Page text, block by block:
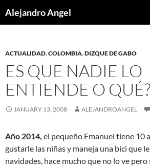
toAlejandro Angel
ACTUALIDAD,COLOMBIA,DIZQUE DE GABO
ES QUE NADIE LO
ENTIENDE O QUÉ?
JANUARY 13, 2008 ALEJANDROANGEL
Año 2014, el pequeño Emanuel tiene 10
gustarle las niñas y maneja una bici que
navidades, hace mucho que no lo ve pero